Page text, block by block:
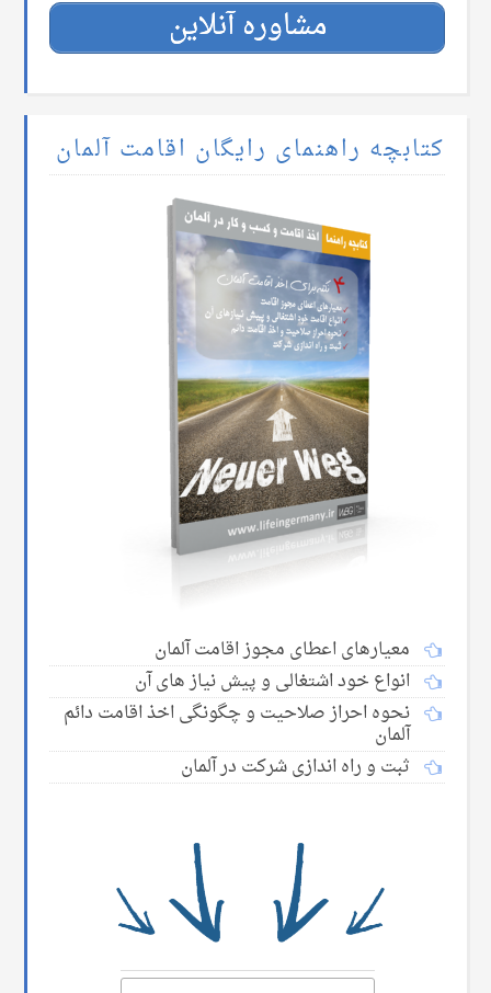
مشاوره آنلاین
کتابچه راهنمای رایگان اقامت آلمان
معیارهای اعطای مجوز اقامت آلمان
انواع خود اشتغالی و پیش نیاز های آن
نحوه احراز صلاحیت و چگونگی اخذ اقامت دائم
آلمان
ثبت و راه اندازی شرکت در آلمان